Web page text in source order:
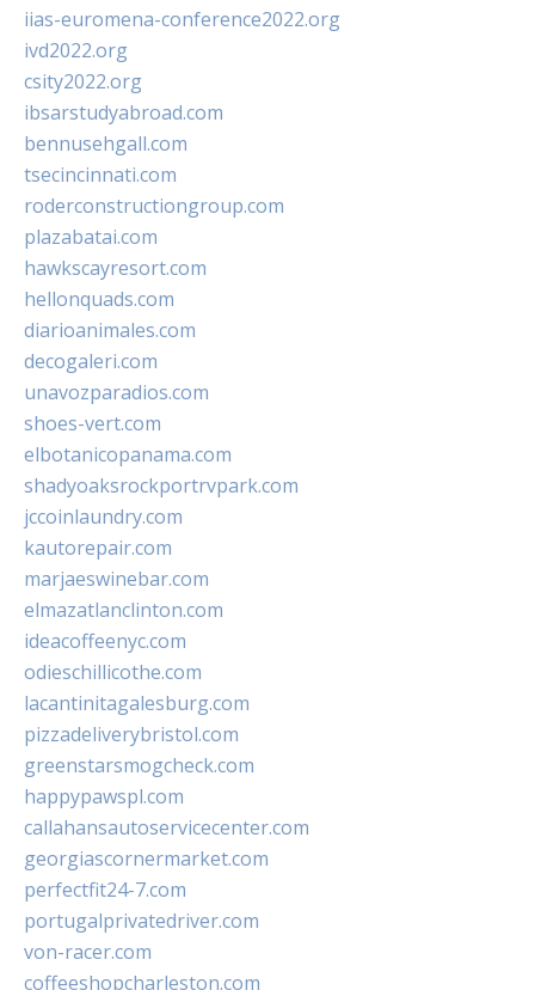
iias-euromena-conference2022.org
ivd2022.org
csity2022.org
ibsarstudyabroad.com
bennusehgall.com
tsecincinnati.com
roderconstructiongroup.com
plazabatai.com
hawkscayresort.com
hellonquads.com
diarioanimales.com
decogaleri.com
unavozparadios.com
shoes-vert.com
elbotanicopanama.com
shadyoaksrockportrvpark.com
jccoinlaundry.com
kautorepair.com
marjaeswinebar.com
elmazatlanclinton.com
ideacoffeenyc.com
odieschillicothe.com
lacantinitagalesburg.com
pizzadeliverybristol.com
greenstarsmogcheck.com
happypawspl.com
callahansautoservicecenter.com
georgiascornermarket.com
perfectfit24-7.com
portugalprivatedriver.com
von-racer.com
coffeeshopcharleston.com